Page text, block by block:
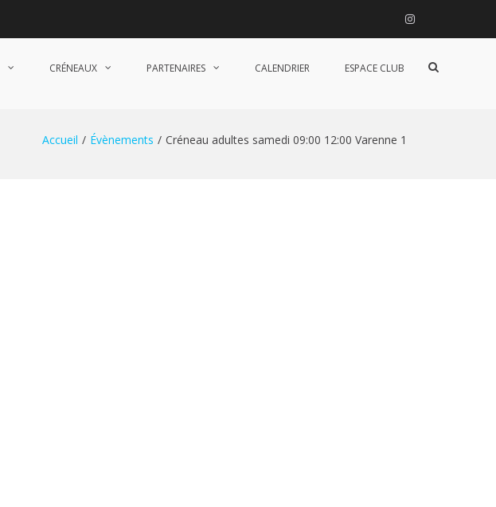
Instagram
CRÉNEAUX PARTENAIRES CALENDRIER ESPACE CLUB
Afficher
Accueil Évènements Créneau adultes samedi 09:00 12:00 Varenne 1